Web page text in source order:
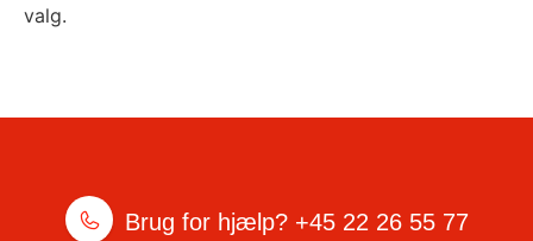
valg.
Brug for hjælp? +45 22 26 55 77